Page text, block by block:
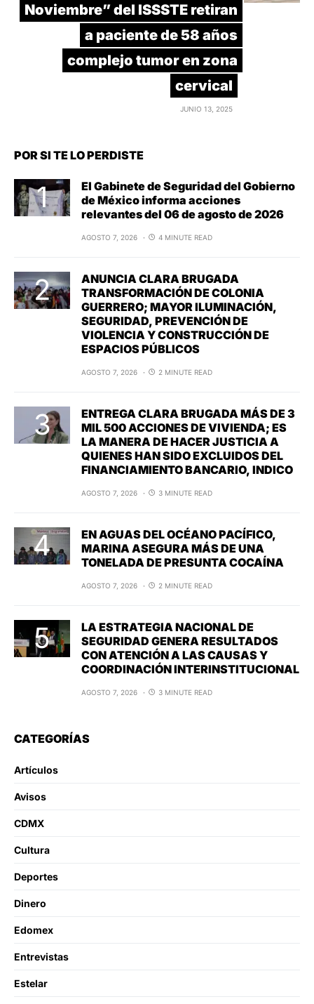
Noviembre” del ISSSTE retiran
a paciente de 58 años
complejo tumor en zona
cervical
JUNIO 13, 2025
POR SI TE LO PERDISTE
El Gabinete de Seguridad del Gobierno
de México informa acciones
relevantes del 06 de agosto de 2026
AGOSTO 7, 2026 4 MINUTE READ
ANUNCIA CLARA BRUGADA
TRANSFORMACIÓN DE COLONIA
GUERRERO; MAYOR ILUMINACIÓN,
SEGURIDAD, PREVENCIÓN DE
VIOLENCIA Y CONSTRUCCIÓN DE
ESPACIOS PÚBLICOS
AGOSTO 7, 2026 2 MINUTE READ
ENTREGA CLARA BRUGADA MÁS DE 3
MIL 500 ACCIONES DE VIVIENDA; ES
LA MANERA DE HACER JUSTICIA A
QUIENES HAN SIDO EXCLUIDOS DEL
FINANCIAMIENTO BANCARIO, INDICO
AGOSTO 7, 2026 3 MINUTE READ
EN AGUAS DEL OCÉANO PACÍFICO,
MARINA ASEGURA MÁS DE UNA
TONELADA DE PRESUNTA COCAÍNA
AGOSTO 7, 2026 2 MINUTE READ
LA ESTRATEGIA NACIONAL DE
SEGURIDAD GENERA RESULTADOS
CON ATENCIÓN A LAS CAUSAS Y
COORDINACIÓN INTERINSTITUCIONAL
AGOSTO 7, 2026 3 MINUTE READ
CATEGORÍAS
Artículos
Avisos
CDMX
Cultura
Deportes
Dinero
Edomex
Entrevistas
Estelar